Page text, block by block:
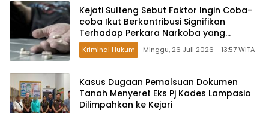
Kejati Sulteng Sebut Faktor Ingin Coba-
coba Ikut Berkontribusi Signifikan
Terhadap Perkara Narkoba yang
Melibatkan Anak
Kriminal Hukum Minggu, 26 Juli 2026 - 13:57 WITA
Kasus Dugaan Pemalsuan Dokumen
Tanah Menyeret Eks Pj Kades Lampasio
Dilimpahkan ke Kejari